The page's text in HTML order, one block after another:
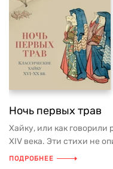
Ночь первых трав
Хайку, или как говорили
XIV века. Эти стихи не
ПОДРОБНЕЕ